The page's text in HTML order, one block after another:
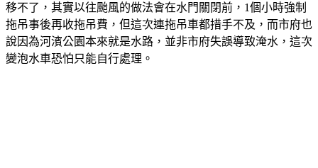
移不了，其實以往颱風的做法會在水門關閉前，1個小時強制
拖吊事後再收拖吊費，但這次連拖吊車都措手不及，而市府也
說因為河濱公園本來就是水路，並非市府失誤導致淹水，這次
變泡水車恐怕只能自行處理。